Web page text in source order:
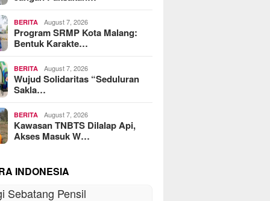
BERITA August 7, 2026
Program SRMP Kota Malang:
Bentuk Karakte…
BERITA August 7, 2026
Wujud Solidaritas “Seduluran
Sakla…
BERITA August 7, 2026
Kawasan TNBTS Dilalap Api,
Akses Masuk W…
INDONESIA